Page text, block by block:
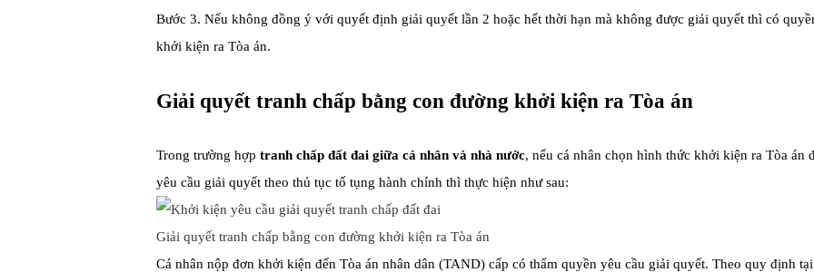
Bước 3. Nếu không đồng ý với quyết định giải quyết lần 2 hoặc hết thời hạn mà không được giải quyết thì có
khởi kiện ra Tòa án.
Giải quyết tranh chấp bằng con đường khởi kiện ra Tòa án
Trong trường hợp tranh chấp đất đai giữa cá nhân và nhà nước, nếu cá nhân chọn hình thức khởi kiện ra Tòa án
yêu cầu giải quyết theo thủ tục tố tụng hành chính thì thực hiện như sau:
Giải quyết tranh chấp bằng con đường khởi kiện ra Tòa án
Cá nhân nộp đơn khởi kiện đến Tòa án nhân dân (TAND) cấp có thẩm quyền yêu cầu giải quyết. Theo quy định tại